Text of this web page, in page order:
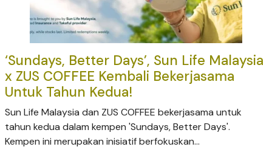
‘Sundays, Better Days’, Sun Life Malaysia
x ZUS COFFEE Kembali Bekerjasama
Untuk Tahun Kedua!
Sun Life Malaysia dan ZUS COFFEE bekerjasama untuk
tahun kedua dalam kempen 'Sundays, Better Days'.
Kempen ini merupakan inisiatif berfokuskan...